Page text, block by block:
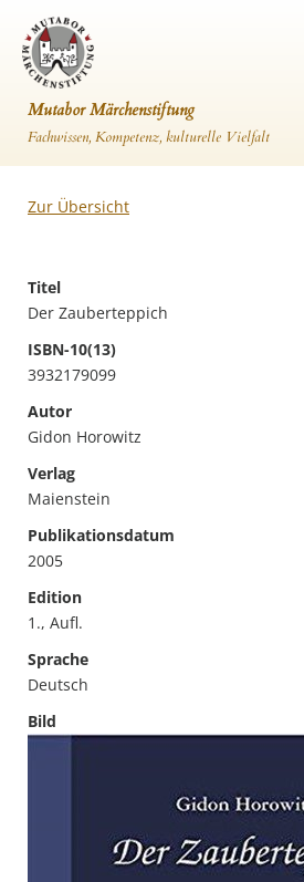
Mutabor Märchenstiftung
Fachwissen, Kompetenz, kulturelle Vielfalt
Zur Übersicht
Titel
Der Zauberteppich
ISBN-10(13)
3932179099
Autor
Gidon Horowitz
Verlag
Maienstein
Publikationsdatum
2005
Edition
1., Aufl.
Sprache
Deutsch
Bild